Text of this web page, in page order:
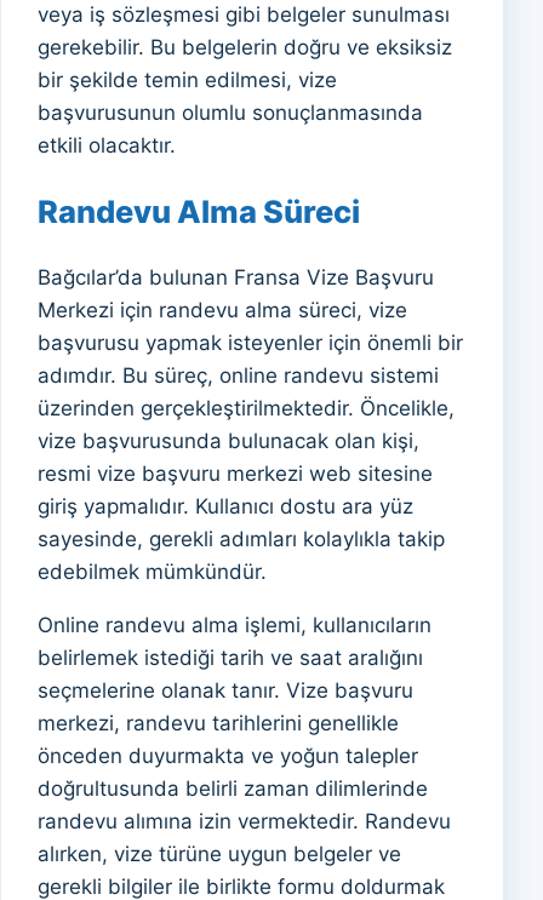
veya iş sözleşmesi gibi belgeler sunulması
gerekebilir. Bu belgelerin doğru ve eksiksiz
bir şekilde temin edilmesi, vize
başvurusunun olumlu sonuçlanmasında
etkili olacaktır.
Randevu Alma Süreci
Bağcılar’da bulunan Fransa Vize Başvuru
Merkezi için randevu alma süreci, vize
başvurusu yapmak isteyenler için önemli bir
adımdır. Bu süreç, online randevu sistemi
üzerinden gerçekleştirilmektedir. Öncelikle,
vize başvurusunda bulunacak olan kişi,
resmi vize başvuru merkezi web sitesine
giriş yapmalıdır. Kullanıcı dostu ara yüz
sayesinde, gerekli adımları kolaylıkla takip
edebilmek mümkündür.
Online randevu alma işlemi, kullanıcıların
belirlemek istediği tarih ve saat aralığını
seçmelerine olanak tanır. Vize başvuru
merkezi, randevu tarihlerini genellikle
önceden duyurmakta ve yoğun talepler
doğrultusunda belirli zaman dilimlerinde
randevu alımına izin vermektedir. Randevu
alırken, vize türüne uygun belgeler ve
gerekli bilgiler ile birlikte formu doldurmak